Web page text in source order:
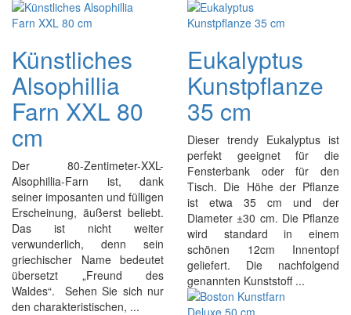
Künstliches
Alsophillia
Farn XXL 80
cm
Der 80-Zentimeter-XXL-
Alsophillia-Farn ist, dank
seiner imposanten und fülligen
Erscheinung, äußerst beliebt.
Das ist nicht weiter
verwunderlich, denn sein
griechischer Name bedeutet
übersetzt „Freund des
Waldes“. Sehen Sie sich nur
den charakteristischen, ...
Eukalyptus
Kunstpflanze
35 cm
Dieser trendy Eukalyptus ist
perfekt geeignet für die
Fensterbank oder für den
Tisch. Die Höhe der Pflanze
ist etwa 35 cm und der
Diameter ±30 cm. Die Pflanze
wird standard in einem
schönen 12cm Innentopf
geliefert. Die nachfolgend
genannten Kunststoff ...